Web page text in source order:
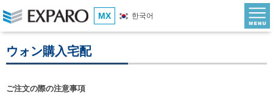
MX 한국어
ウォン購入宅配
ご注文の際の注意事項